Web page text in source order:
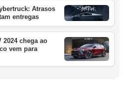
Atrasos
entregas
2024 chega ao
vem para